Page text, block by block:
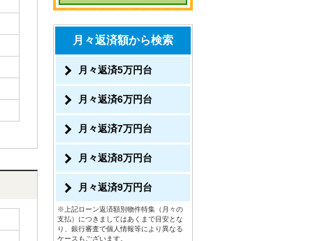
月々返済額から検索
月々返済5万円台
月々返済6万円台
月々返済7万円台
月々返済8万円台
月々返済9万円台
※上記ローン返済額別物件特集（月々の
支払）につきましてはあくまで目安とな
り、銀行審査で個人情報等により異なる
ケースもございます。